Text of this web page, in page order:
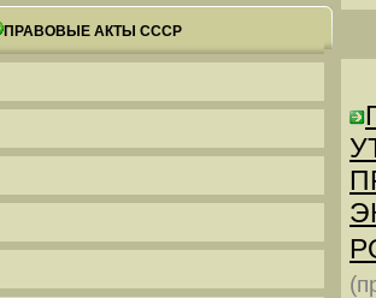
ПРАВОВЫЕ АКТЫ СССР